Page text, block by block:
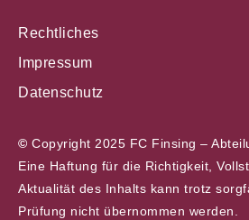
Rechtliches
Impressum
Datenschutz
© Copyright 2025 FC Finsing –
Eine Haftung für die Richtigkeit,
Aktualität des Inhalts kann trotz
Prüfung nicht übernommen werden.